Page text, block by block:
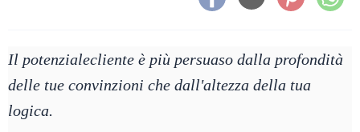
Il potenzialecliente è più persuaso dalla profondità
delle tue convinzioni che dall'altezza della tua
logica.